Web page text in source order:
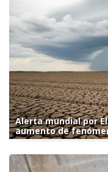
Alerta mundial por
aumento de